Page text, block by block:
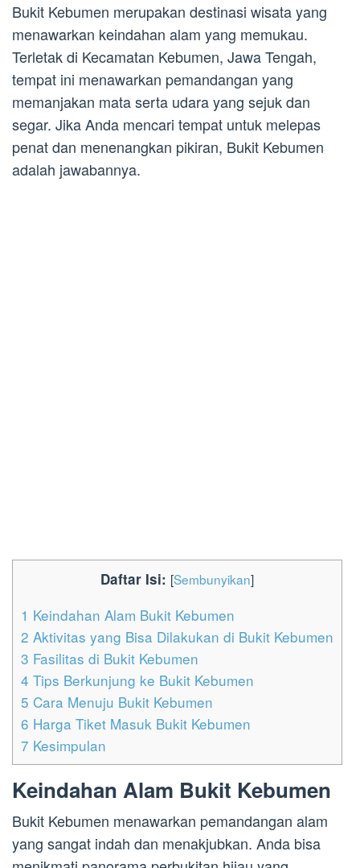
Bukit Kebumen merupakan destinasi wisata yang
menawarkan keindahan alam yang memukau.
Terletak di Kecamatan Kebumen, Jawa Tengah,
tempat ini menawarkan pemandangan yang
memanjakan mata serta udara yang sejuk dan
segar. Jika Anda mencari tempat untuk melepas
penat dan menenangkan pikiran, Bukit Kebumen
adalah jawabannya.
Daftar Isi: [Sembunyikan]
1 Keindahan Alam Bukit Kebumen
2 Aktivitas yang Bisa Dilakukan di Bukit Kebumen
3 Fasilitas di Bukit Kebumen
4 Tips Berkunjung ke Bukit Kebumen
5 Cara Menuju Bukit Kebumen
6 Harga Tiket Masuk Bukit Kebumen
7 Kesimpulan
Keindahan Alam Bukit Kebumen
Bukit Kebumen menawarkan pemandangan alam
yang sangat indah dan menakjubkan. Anda bisa